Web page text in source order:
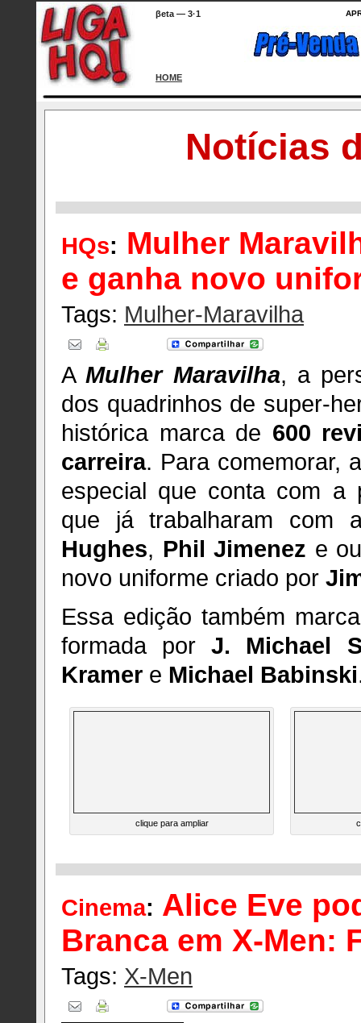
βeta — 3·1
HOME
Notícias
HQs: Mulher
e ganha novo
Tags: Mulher-Maravilha
AMulher Maravilha, a
dos quadrinhos de super-
histórica marca de 600
carreira. Para comemorar,
especial que conta com a
que já trabalharam com
Hughes, Phil Jimenez e
novo uniforme criado por
Essa edição também
formada porJ. Michael
Kramer e Michael Babinski
clique para ampliar
Cinema: Alice Eve
Branca em X-Men:
Tags: X-Men